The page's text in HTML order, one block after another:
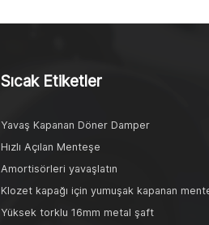
Sıcak Etiketler
Yavaş Kapanan Döner Damper
Hızlı Açılan Menteşe
Amortisörleri yavaşlatın
Klozet kapağı için yumuşak kapanan
Yüksek torklu 16mm metal şaft